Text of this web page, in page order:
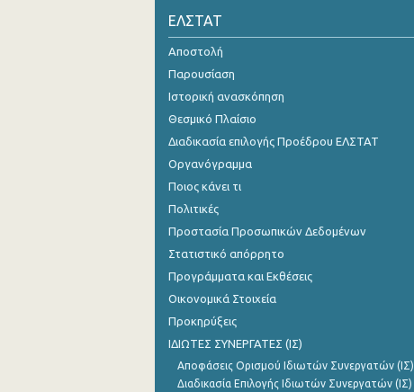
Οκτωβρίου 2024
Σεπτεμβρίου 2024
Αυγούστου 2024
Ιουλίου 2024
Μαΐου 2024
Μαρτίου 2024
Φεβρουαρίου 2024
Ιανουαρίου 2024
Δεκεμβρίου 2023
Νοεμβρίου 2023
ΕΛΣΤΑΤ
Αποστολή
Παρουσίαση
Ιστορική ανασκόπηση
Θεσμικό Πλαίσιο
Διαδικασία επιλογής Προέδρου ΕΛΣΤΑΤ
Οργανόγραμμα
Ποιος κάνει τι
Πολιτικές
Προστασία Προσωπικών Δεδομένων
Στατιστικό απόρρητο
Προγράμματα και Εκθέσεις
Οικονομικά Στοιχεία
Προκηρύξεις
ΙΔΙΩΤΕΣ ΣΥΝΕΡΓΑΤΕΣ (ΙΣ)
Αποφάσεις Ορισμού Ιδιωτών Συνεργατών (ΙΣ)
Διαδικασία Επιλογής Ιδιωτών Συνεργατών (ΙΣ)